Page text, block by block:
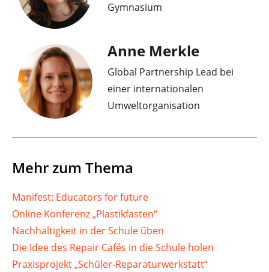
Gymnasium
Anne Merkle
Global Partnership Lead bei
einer internationalen
Umweltorganisation
Mehr zum Thema
Manifest: Educators for future
Online Konferenz „Plastikfasten“
Nachhaltigkeit in der Schule üben
Die Idee des Repair Cafés in die Schule holen
Praxisprojekt „Schüler-Reparaturwerkstatt“